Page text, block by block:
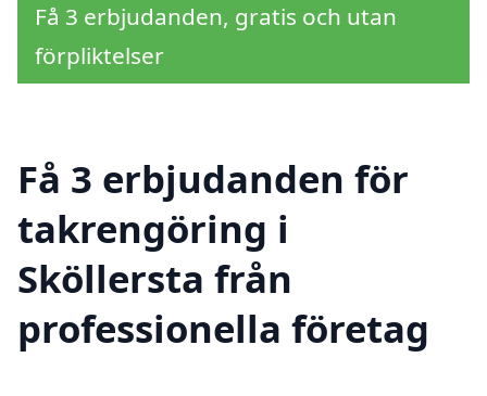
Få 3 erbjudanden, gratis och utan
förpliktelser
Få 3 erbjudanden för
takrengöring i
Sköllersta från
professionella företag